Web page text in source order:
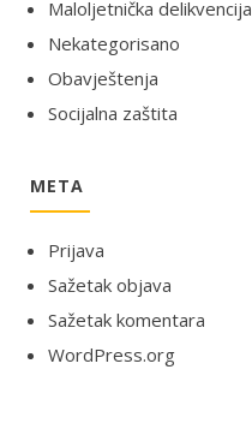
Maloljetnička delikvencija
Nekategorisano
Obavještenja
Socijalna zaštita
META
Prijava
Sažetak objava
Sažetak komentara
WordPress.org